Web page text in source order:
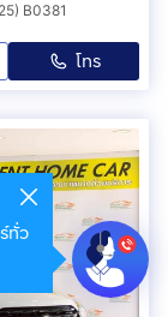
B0381
โทร
ทั่ว